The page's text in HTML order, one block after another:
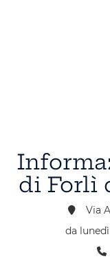
di Forlì
Via
da